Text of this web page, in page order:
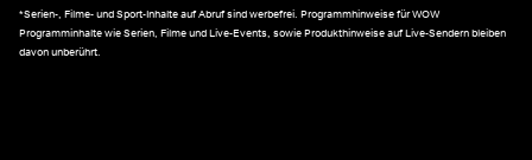
*Serien-, Filme- und Sport-Inhalte auf Abruf sind werbefrei. Programmhinweise für WOW
Programminhalte wie Serien, Filme und Live-Events, sowie Produkthinweise auf Live-Sendern bleiben
davon unberührt.